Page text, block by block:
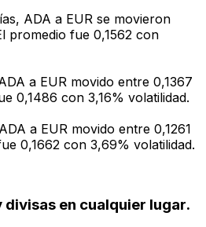
ADA a EUR se movieron
promedio fue 0,1562 con
a EUR movido entre 0,1367
0,1486 con 3,16% volatilidad.
a EUR movido entre 0,1261
0,1662 con 3,69% volatilidad.
divisas en cualquier lugar.